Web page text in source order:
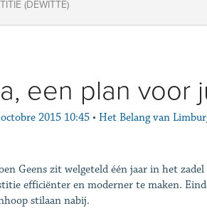
(DEWITTE)
een plan voor
2015 10:45 • Het Belang van
Geens zit welgeteld één jaar in het
efficiënter en moderner te maken.
stilaan nabij.